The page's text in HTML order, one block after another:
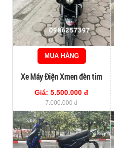
MUA HÀNG
Xe Máy Điện Xmen đèn tim
Giá: 5.500.000 đ
7.000.000 đ